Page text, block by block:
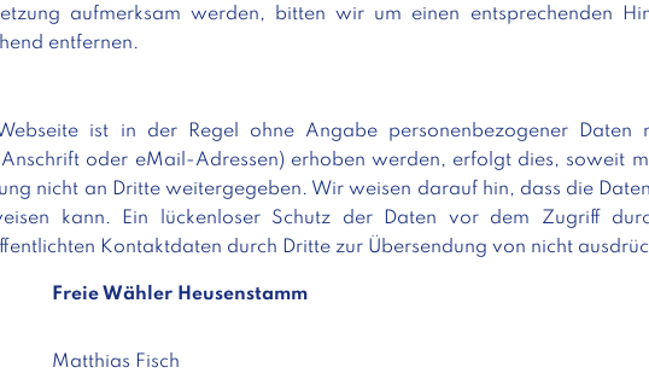
aufmerksam werden, bitten wir um einen entsprechenden
entfernen.
ist in der Regel ohne Angabe personenbezogener
oder eMail-Adressen) erhoben werden, erfolgt dies, soweit
nicht an Dritte weitergegeben. Wir weisen darauf hin, dass die
kann. Ein lückenloser Schutz der Daten vor dem Zugriff
Kontaktdaten durch Dritte zur Übersendung von nicht
Freie Wähler Heusenstamm
Matthias Fisch